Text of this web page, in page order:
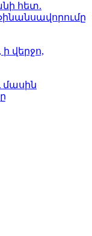
հետ.
ի վերջո,
մասին